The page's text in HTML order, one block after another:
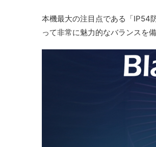
本機最大の注目点である「IP54
って非常に魅力的なバランスを